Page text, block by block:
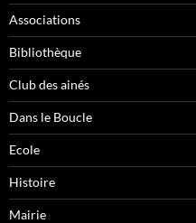
Associations
Bibliothèque
Club des ainés
Dans le Boucle
Ecole
Histoire
Mairie